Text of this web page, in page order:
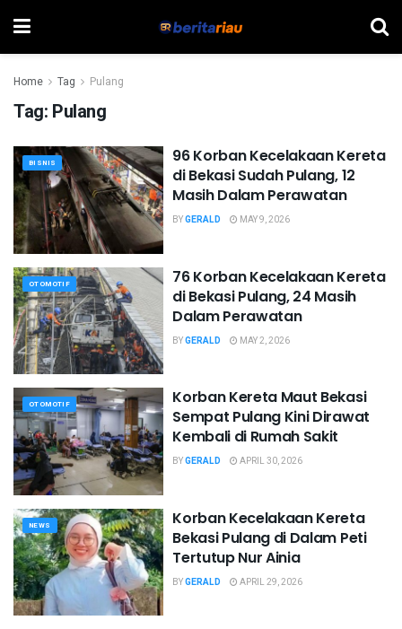
Home Tag Pulang
Tag: Pulang
BISNIS
96 Korban Kecelakaan Kereta
di Bekasi Sudah Pulang, 12
Masih Dalam Perawatan
BYGERALD MAY 9, 2026
OTOMOTIF
76 Korban Kecelakaan Kereta
di Bekasi Pulang, 24 Masih
Dalam Perawatan
BYGERALD MAY 2, 2026
OTOMOTIF
Korban Kereta Maut Bekasi
Sempat Pulang Kini Dirawat
Kembali di Rumah Sakit
BYGERALD APRIL 30, 2026
NEWS
Korban Kecelakaan Kereta
Bekasi Pulang di Dalam Peti
Tertutup Nur Ainia
BYGERALD APRIL 29, 2026